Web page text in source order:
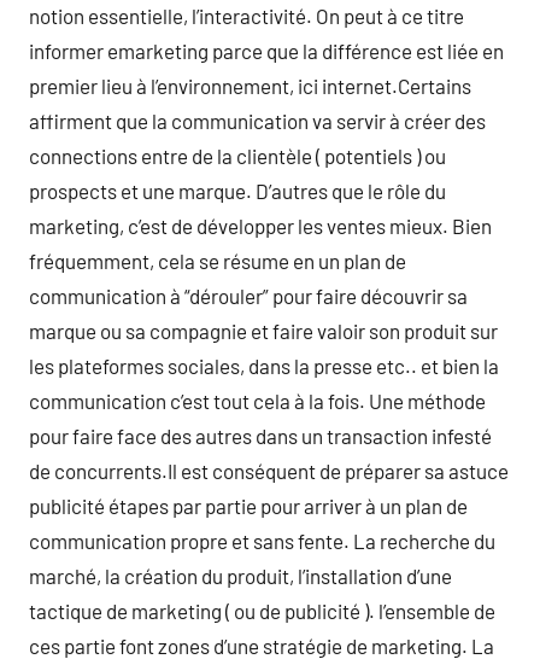
notion essentielle, l’interactivité. On peut à ce titre
informer emarketing parce que la différence est liée en
premier lieu à l’environnement, ici internet.Certains
affirment que la communication va servir à créer des
connections entre de la clientèle ( potentiels ) ou
prospects et une marque. D’autres que le rôle du
marketing, c’est de développer les ventes mieux. Bien
fréquemment, cela se résume en un plan de
communication à “dérouler” pour faire découvrir sa
marque ou sa compagnie et faire valoir son produit sur
les plateformes sociales, dans la presse etc.. et bien la
communication c’est tout cela à la fois. Une méthode
pour faire face des autres dans un transaction infesté
de concurrents.Il est conséquent de préparer sa astuce
publicité étapes par partie pour arriver à un plan de
communication propre et sans fente. La recherche du
marché, la création du produit, l’installation d’une
tactique de marketing ( ou de publicité ). l’ensemble de
ces partie font zones d’une stratégie de marketing. La